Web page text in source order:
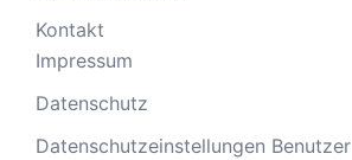
Kontakt
Impressum
Datenschutz
Datenschutzeinstellungen Benutzer